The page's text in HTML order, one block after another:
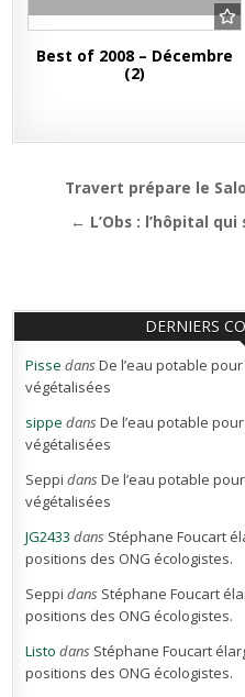
Best of 2008 – Décembre
(2)
Navigation
Travert prépare le
← L’Obs : l’hôpital
DERNIERS
Pisse dansDe l’eau potable
végétalisées
sippe dansDe l’eau potable
végétalisées
Seppi dansDe l’eau potable
végétalisées
JG2433 dans Stéphane Foucart
positions des ONG écologistes.
Seppi dans Stéphane Foucart
positions des ONG écologistes.
Listo dans Stéphane Foucart
positions des ONG écologistes.